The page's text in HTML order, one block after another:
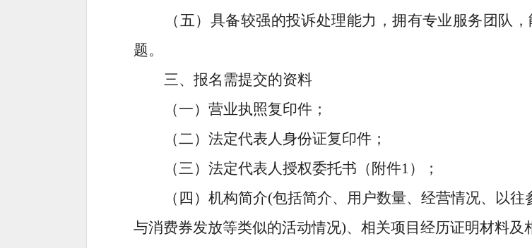
（五）具备较强的投诉处理能力，拥有专业服务团队
题。
三、报名需提交的资料
（一）营业执照复印件；
（二）法定代表人身份证复印件；
（三）法定代表人授权委托书（附件1）；
（四）机构简介(包括简介、用户数量、经营情况、以往
与消费券发放等类似的活动情况)、相关项目经历证明材料及